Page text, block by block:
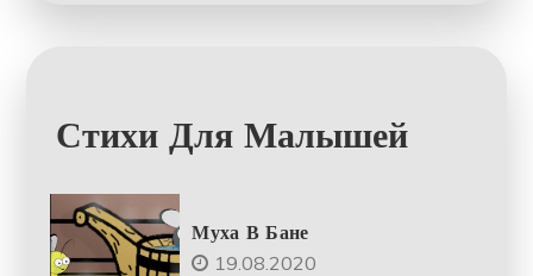
Стихи Для Малышей
Муха В Бане
19.08.2020